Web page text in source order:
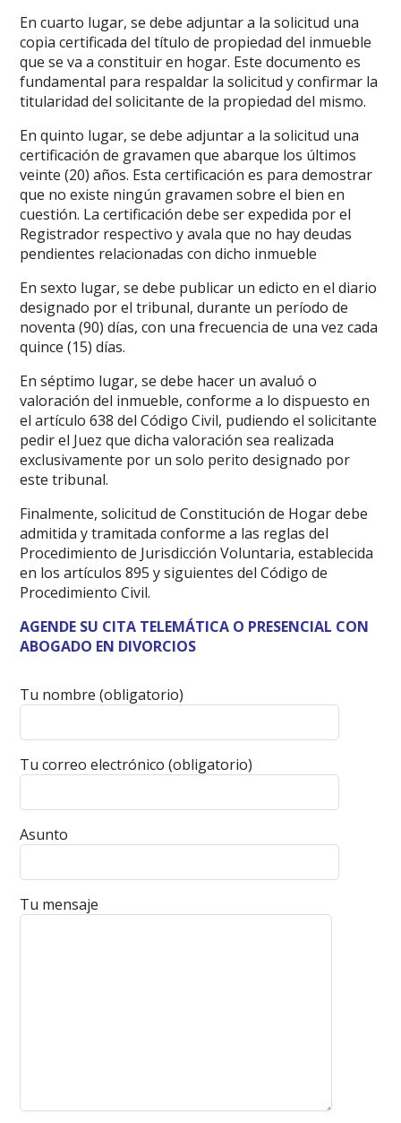
En cuarto lugar, se debe adjuntar a la solicitud una
copia certificada del título de propiedad del inmueble
que se va a constituir en hogar. Este documento es
fundamental para respaldar la solicitud y confirmar la
titularidad del solicitante de la propiedad del mismo.
En quinto lugar, se debe adjuntar a la solicitud una
certificación de gravamen que abarque los últimos
veinte (20) años. Esta certificación es para demostrar
que no existe ningún gravamen sobre el bien en
cuestión. La certificación debe ser expedida por el
Registrador respectivo y avala que no hay deudas
pendientes relacionadas con dicho inmueble
En sexto lugar, se debe publicar un edicto en el diario
designado por el tribunal, durante un período de
noventa (90) días, con una frecuencia de una vez cada
quince (15) días.
En séptimo lugar, se debe hacer un avaluó o
valoración del inmueble, conforme a lo dispuesto en
el artículo 638 del Código Civil, pudiendo el solicitante
pedir el Juez que dicha valoración sea realizada
exclusivamente por un solo perito designado por
este tribunal.
Finalmente, solicitud de Constitución de Hogar debe
admitida y tramitada conforme a las reglas del
Procedimiento de Jurisdicción Voluntaria, establecida
en los artículos 895 y siguientes del Código de
Procedimiento Civil.
AGENDE SU CITA TELEMÁTICA O PRESENCIAL CON
ABOGADO EN DIVORCIOS
Tu nombre (obligatorio)
Tu correo electrónico (obligatorio)
Asunto
Tu mensaje